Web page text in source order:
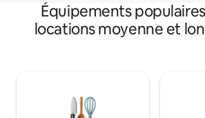
Équipements
locations moyenne et